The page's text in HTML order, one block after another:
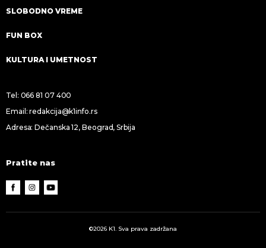
SLOBODNO VREME
FUN BOX
KULTURA I UMETNOST
Tel: 066 81 07 400
Email:redakcija@k1info.rs
Adresa: Dečanska 12, Beograd, Srbija
Pratite nas
©2026 K1. Sva prava zadržana